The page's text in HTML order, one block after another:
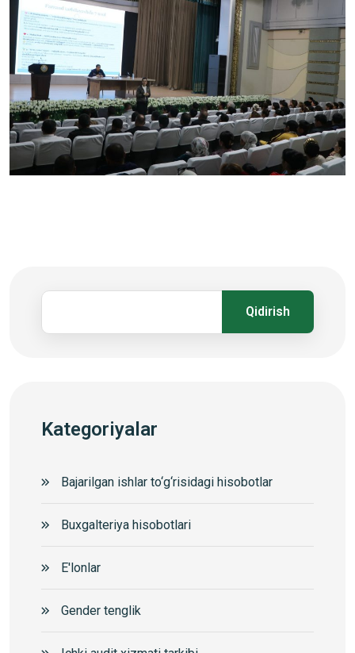
Qidirish
Kategoriyalar
Bajarilgan ishlar to‘g‘risidagi hisobotlar
Buxgalteriya hisobotlari
E'lonlar
Gender tenglik